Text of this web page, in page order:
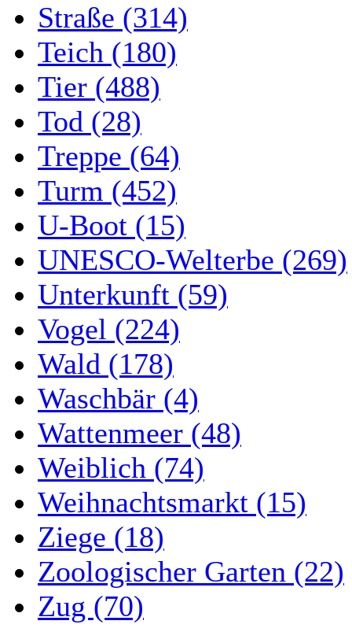
Straße (314)
Teich (180)
Tier (488)
Tod (28)
Treppe (64)
Turm (452)
U-Boot (15)
UNESCO-Welterbe (269)
Unterkunft (59)
Vogel (224)
Wald (178)
Waschbär (4)
Wattenmeer (48)
Weiblich (74)
Weihnachtsmarkt (15)
Ziege (18)
Zoologischer Garten (22)
Zug (70)